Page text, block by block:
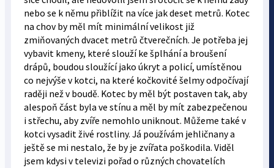
nebo se k němu přiblížit na více jak deset metrů. Kotec
na chov by měl mít minimální velikost již
zmiňovaných dvacet metrů čtverečních. Je potřeba jej
vybavit kmeny, které slouží ke šplhání a broušení
drápů, boudou sloužící jako úkryt a policí, umístěnou
co nejvýše v kotci, na které kočkovité šelmy odpočívají
raději než v boudě. Kotec by měl být postaven tak, aby
alespoň část byla ve stínu a měl by mít zabezpečenou
i střechu, aby zvíře nemohlo uniknout. Můžeme také v
kotci vysadit živé rostliny. Já používám jehličnany a
ještě se mi nestalo, že by je zvířata poškodila. Viděl
jsem kdysi v televizi pořad o různých chovatelích